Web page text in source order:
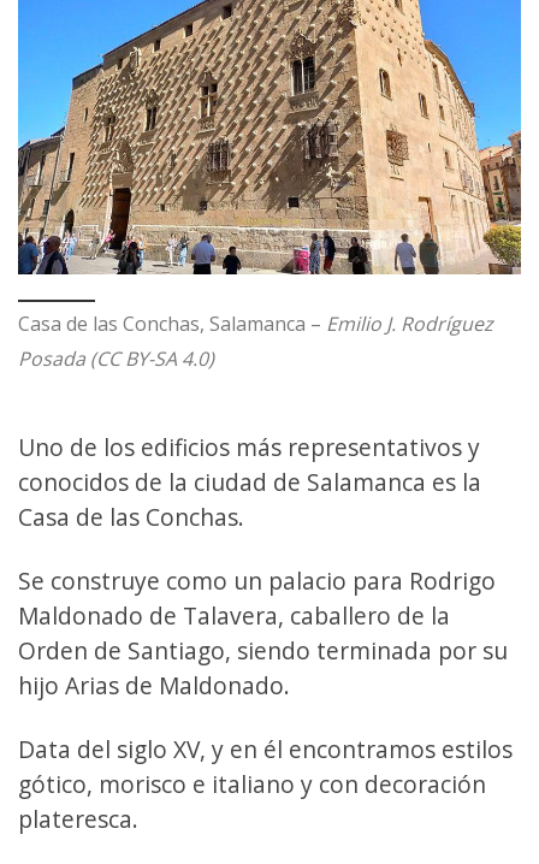
Casa de las Conchas, Salamanca – Emilio J. Rodríguez
Posada (CC BY-SA 4.0)
Uno de los edificios más representativos y
conocidos de la ciudad de Salamanca es la
Casa de las Conchas.
Se construye como un palacio para Rodrigo
Maldonado de Talavera, caballero de la
Orden de Santiago, siendo terminada por su
hijo Arias de Maldonado.
Data del siglo XV, y en él encontramos estilos
gótico, morisco e italiano y con decoración
plateresca.